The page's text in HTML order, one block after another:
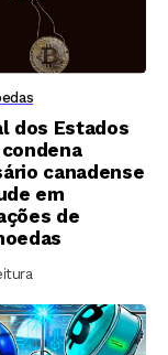
dos Estados
canadense
em
de